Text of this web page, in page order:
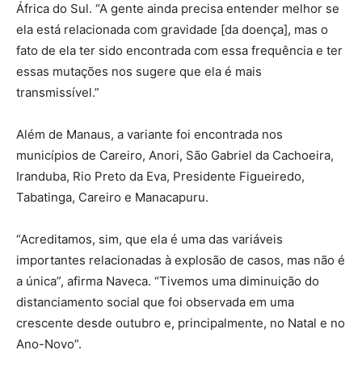
África do Sul. “A gente ainda precisa entender melhor se
ela está relacionada com gravidade [da doença], mas o
fato de ela ter sido encontrada com essa frequência e ter
essas mutações nos sugere que ela é mais
transmissível.”
Além de Manaus, a variante foi encontrada nos
municípios de Careiro, Anori, São Gabriel da Cachoeira,
Iranduba, Rio Preto da Eva, Presidente Figueiredo,
Tabatinga, Careiro e Manacapuru.
“Acreditamos, sim, que ela é uma das variáveis
importantes relacionadas à explosão de casos, mas não é
a única”, afirma Naveca. “Tivemos uma diminuição do
distanciamento social que foi observada em uma
crescente desde outubro e, principalmente, no Natal e no
Ano-Novo”.